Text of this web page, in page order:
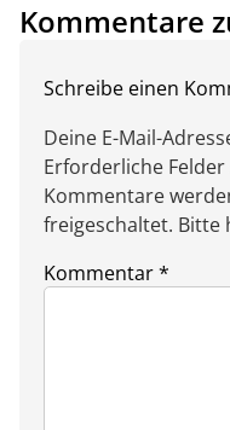
Kommentare
Schreibe einen
Deine E-Mail-
Erforderliche
Kommentare
freigeschaltet. Bitte
Kommentar*